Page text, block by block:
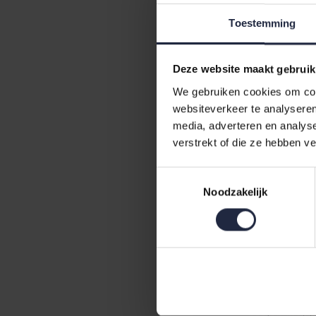
Toestemming
Deze website maakt
We gebruiken cookies om
websiteverkeer te
media, adverteren en
verstrekt of die ze hebben
Noodzakelijk
een rustige
de gladdere
versterkt
materiaal
Kijk dus niet
meer
Taupe is
grijs
In de